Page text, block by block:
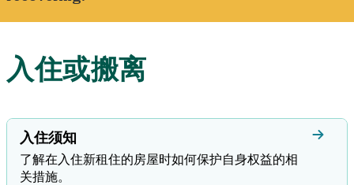
入住或搬离
入住须知
了解在入住新租住的房屋时如何保护自身权益的相
关措施。